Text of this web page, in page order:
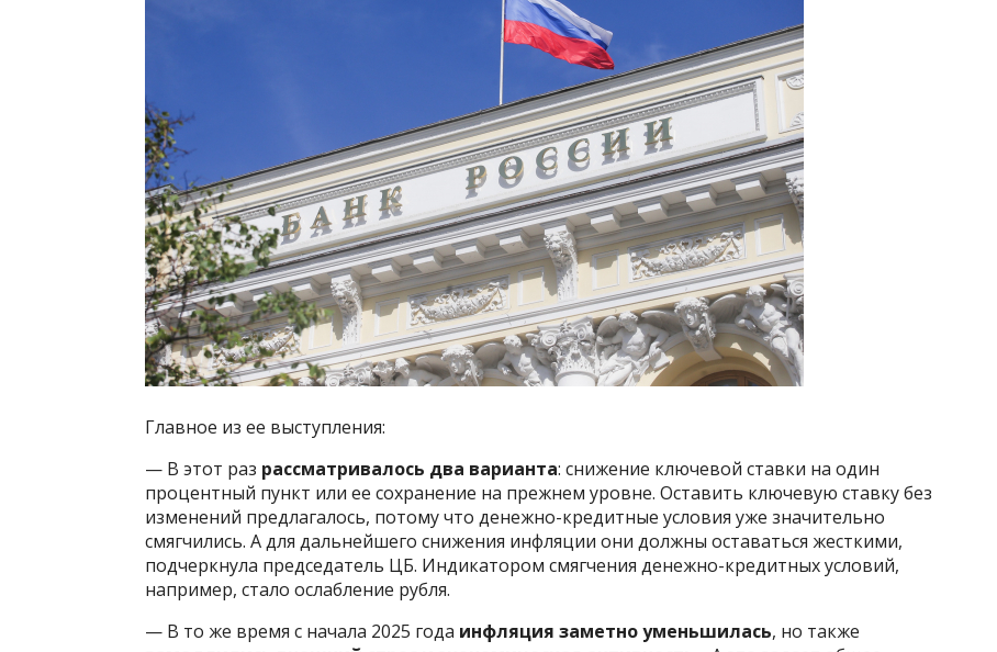
Главное из ее выступления:
— В этот раз рассматривалось два варианта: снижение ключевой ставки на один
процентный пункт или ее сохранение на прежнем уровне. Оставить ключевую ставку без
изменений предлагалось, потому что денежно-кредитные условия уже значительно
смягчились. А для дальнейшего снижения инфляции они должны оставаться жесткими,
подчеркнула председатель ЦБ. Индикатором смягчения денежно-кредитных условий,
например, стало ослабление рубля.
— В то же время с начала 2025 года инфляция заметно уменьшилась, но также